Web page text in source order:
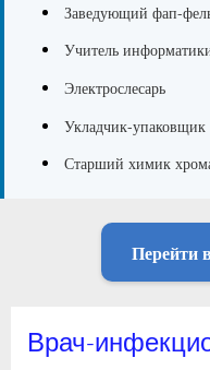
Заведующий фап-
Учитель
Электрослесарь
Укладчик-упаковщик
Старший химик
Перейти
Врач-